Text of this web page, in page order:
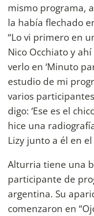
mismo programa,
la había flechado
“Lo vi primero en
Nico Occhiato y
verlo en ‘Minuto
estudio de mi
varios
digo: ‘Ese es el
hice una
Lizy junto a él en
Alturria tiene una
participante de
argentina. Su
comenzaron en